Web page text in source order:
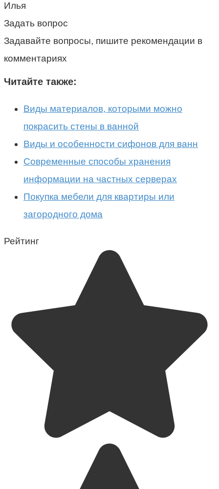
Илья
Задать вопрос
Задавайте вопросы, пишите рекомендации в
комментариях
Читайте также:
Виды материалов, которыми можно
покрасить стены в ванной
Виды и особенности сифонов для ванн
Современные способы хранения
информации на частных серверах
Покупка мебели для квартиры или
загородного дома
Рейтинг